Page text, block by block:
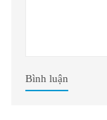
Bình luận